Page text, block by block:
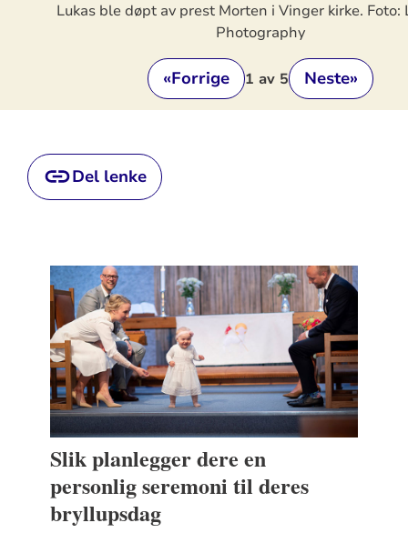
Lukas ble døpt av prest Morten i Vinger kirke. Foto:
Photography
«Forrige 1 av 5 Neste»
Del lenke
Slik planlegger dere en
personlig seremoni til deres
bryllupsdag